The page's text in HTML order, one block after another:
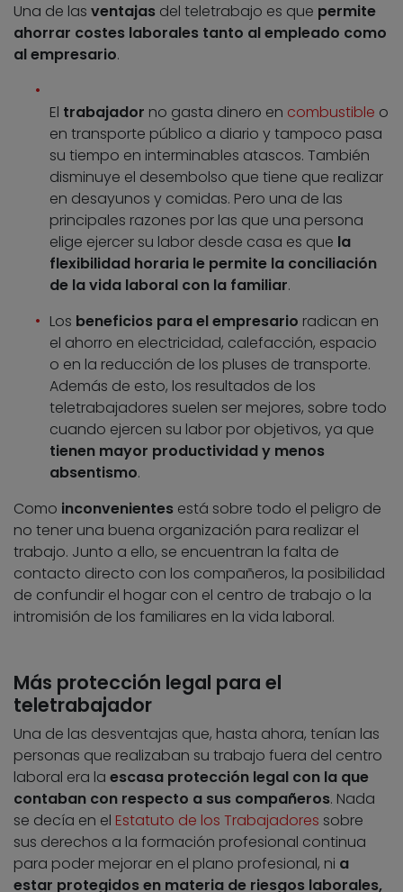
Una de las ventajas del teletrabajo es que permite
ahorrar costes laborales tanto al empleado como
al empresario.
El trabajador no gasta dinero en combustible o
en transporte público a diario y tampoco pasa
su tiempo en interminables atascos. También
disminuye el desembolso que tiene que realizar
en desayunos y comidas. Pero una de las
principales razones por las que una persona
elige ejercer su labor desde casa es que la
flexibilidad horaria le permite la conciliación
de la vida laboral con la familiar.
Los beneficios para el empresario radican en
el ahorro en electricidad, calefacción, espacio
o en la reducción de los pluses de transporte.
Además de esto, los resultados de los
teletrabajadores suelen ser mejores, sobre todo
cuando ejercen su labor por objetivos, ya que
tienen mayor productividad y menos
absentismo.
Como inconvenientes está sobre todo el peligro de
no tener una buena organización para realizar el
trabajo. Junto a ello, se encuentran la falta de
contacto directo con los compañeros, la posibilidad
de confundir el hogar con el centro de trabajo o la
intromisión de los familiares en la vida laboral.
Más protección legal para el
teletrabajador
Una de las desventajas que, hasta ahora, tenían las
personas que realizaban su trabajo fuera del centro
laboral era la escasa protección legal con la que
contaban con respecto a sus compañeros. Nada
se decía en el Estatuto de los Trabajadores sobre
sus derechos a la formación profesional continua
para poder mejorar en el plano profesional, ni a
estar protegidos en materia de riesgos laborales,